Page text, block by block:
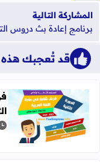
المشاركة التالية
قد تُعجبك هذه
اقرأ المزيد